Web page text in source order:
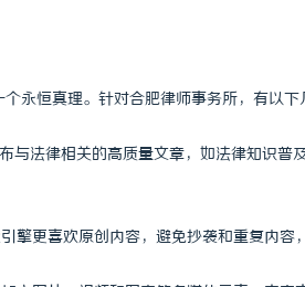
永恒真理。针对合肥律师事务所，有以下
与法律相关的高质量文章，如法律知识
擎更喜欢原创内容，避免抄袭和重复内容